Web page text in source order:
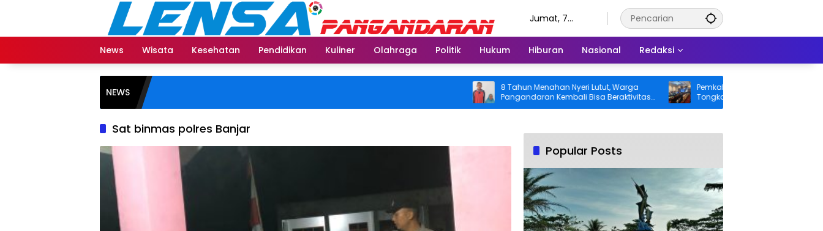
Jumat, 7
News
Wisata Kesehatan Pendidikan Kuliner Olahraga Politik Hukum Hiburan Nasional Redaksi
NEWS
8 Tahun Menahan Nyeri Lutut, Warga
Pangandaran Kembali Bisa Beraktivitas
Usai Operasi Gratis Ditanggung BPJS
Pemkab Pangandaran Desak Bangkai
Tongkang dan Ceceran Batu Bara
Segera Diangkat, Soroti Buruknya
Sat binmas polres Banjar
Popular Posts